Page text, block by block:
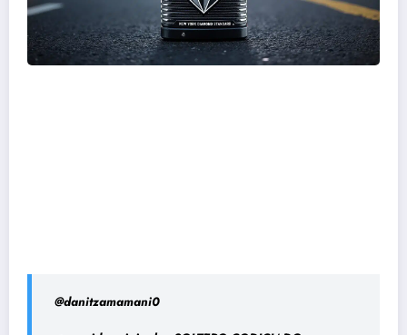
@danitzamamani0